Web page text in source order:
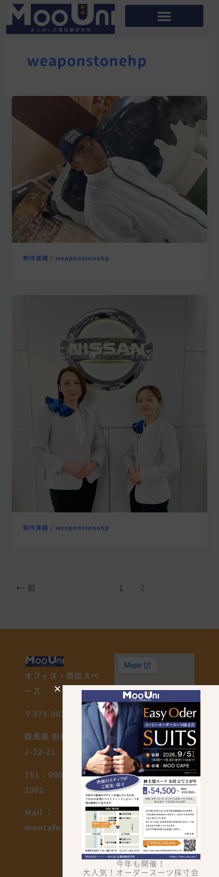
を
weaponstonehp
制作実績 / weaponstonehp
制作実績 / weaponstonehp
← 前 1 2
オフィス・商談スペ
ース
〒371-0018
群馬県 前橋市 三俣町
2-32-21
TEL：090-4025-
2002
Mail ：
moocafe.maebashi@gmail.com
F
a
I
n
今年も開催！
大人気！オーダースーツ採寸会